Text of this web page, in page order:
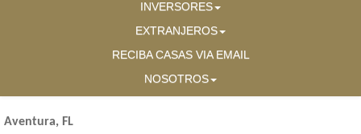
INVERSORES
EXTRANJEROS
RECIBA CASAS VIA EMAIL
NOSOTROS
Aventura, FL